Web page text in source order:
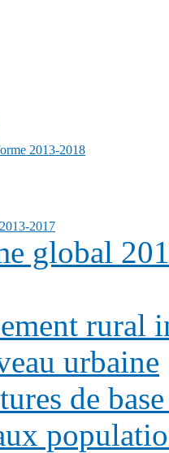
2013-2018
2017
global
rural
urbaine
de